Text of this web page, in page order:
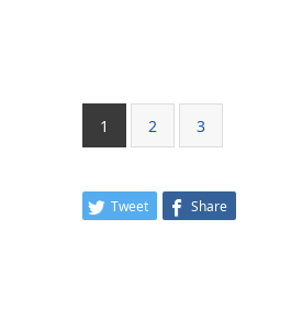
1 2 3
Tweet Share